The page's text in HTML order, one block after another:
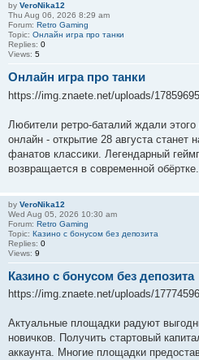
by VeroNika12
Thu Aug 06, 2026 8:29 am
Forum: Retro Gaming
Topic: Онлайн игра про танки
Replies: 0
Views: 5
Онлайн игра про танки
https://img.znaete.net/uploads/
Любители ретро-баталий ждали
онлайн - открытие 28 августа
фанатов классики. Легендарный
возвращается в современной
by VeroNika12
Wed Aug 05, 2026 10:30 am
Forum: Retro Gaming
Topic: Казино с бонусом без депозита
Replies: 0
Views: 9
Казино с бонусом без депозита
https://img.znaete.net/uploads/
Актуальные площадки радуют
новичков. Получить стартовый
аккаунта. Многие площадки